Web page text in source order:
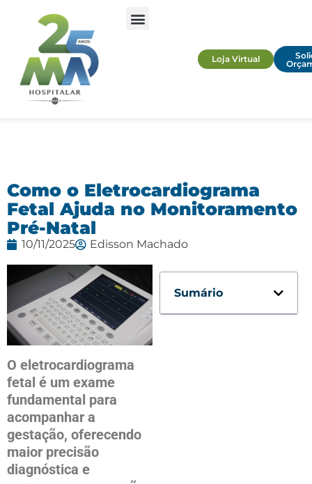
Loja Virtual
Como o Eletrocardiograma
Fetal Ajuda no Monitoramento
Pré-Natal
10/11/2025 Edisson Machado
O eletrocardiograma
fetal é um exame
fundamental para
acompanhar a
gestação, oferecendo
maior precisão
diagnóstica e
Sumário